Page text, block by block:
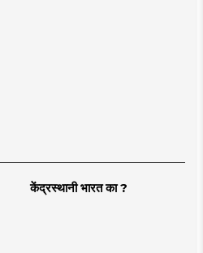
केंद्रस्थानी भारत का ?